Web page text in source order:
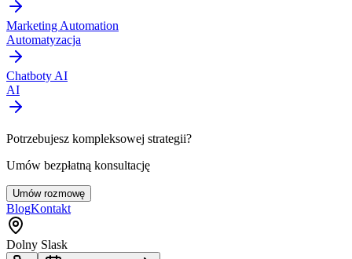
Marketing Automation
Automatyzacja
Chatboty AI
AI
Potrzebujesz kompleksowej strategii?
Umów bezpłatną konsultację
Umów rozmowę
BlogKontakt
Dolny Slask